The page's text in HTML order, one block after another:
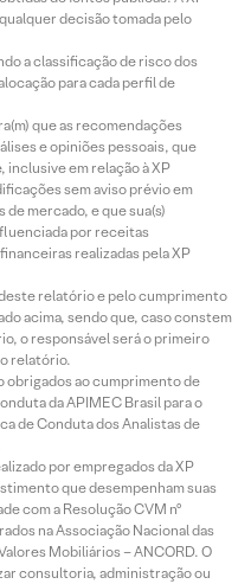
decisão tomada pelo
a classificação de risco dos
para cada perfil de
que as recomendações
e opiniões pessoais, que
inclusive em relação à XP
sem aviso prévio em
mercado, e que sua(s)
por receitas
realizadas pela XP
relatório e pelo cumprimento
acima, sendo que, caso constem
o responsável será o primeiro
relatório.
obrigados ao cumprimento de
da APIMEC Brasil para o
de Conduta dos Analistas de
por empregados da XP
que desempenham suas
com a Resolução CVM nº
na Associação Nacional das
Mobiliários – ANCORD. O
consultoria, administração ou